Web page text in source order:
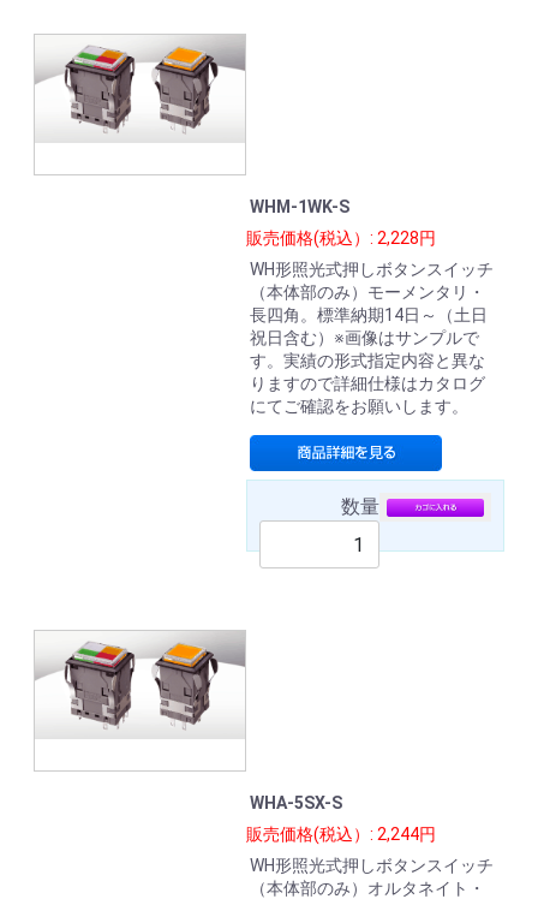
WHM-1WK-S
販売価格(税込）: 2,228円
WH形照光式押しボタンスイッチ
（本体部のみ）モーメンタリ・
長四角。標準納期14日～（土日
祝日含む）※画像はサンプルで
す。実績の形式指定内容と異な
りますので詳細仕様はカタログ
にてご確認をお願いします。
数量
WHA-5SX-S
販売価格(税込）: 2,244円
WH形照光式押しボタンスイッチ
（本体部のみ）オルタネイト・